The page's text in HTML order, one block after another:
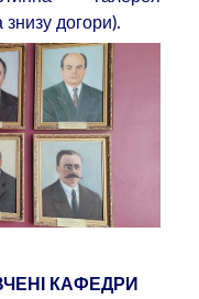
знизу догори).
КАФЕДРИ